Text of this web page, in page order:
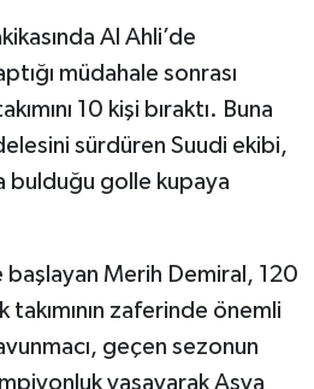
Al Ahli’de
müdahale sonrası
10 kişi bıraktı. Buna
sürdüren Suudi ekibi,
bulduğu golle kupaya
başlayan Merih Demiral, 120
takımının zaferinde önemli
geçen sezonun
yaşayarak Asya
Ligi